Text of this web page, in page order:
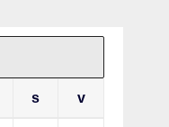
s v